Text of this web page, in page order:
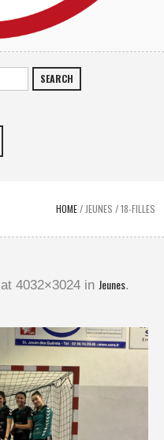
SEARCH
HOME/ JEUNES /18-FILLES
at 4032×3024 in Jeunes.